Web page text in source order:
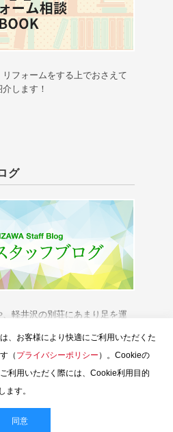
フォームをする上でおさえて
します！
グ
軽井沢の別荘にあまり足を運
土屋ホームトピア
、お客様により快適にご利用いただくた
（ プライバシーポリシー ）。Cookieの
利用いただく際には、Cookie利用目的
ます。
同意